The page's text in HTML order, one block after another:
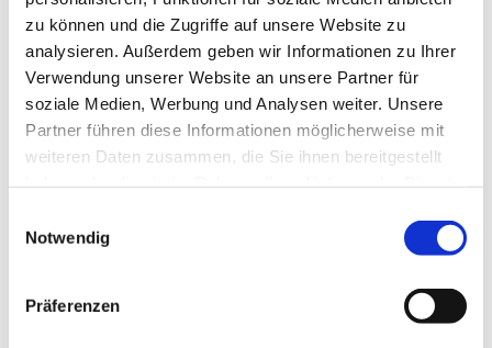
zu können und die Zugriffe auf unsere Website zu
analysieren. Außerdem geben wir Informationen zu Ihrer
Verwendung unserer Website an unsere Partner für
soziale Medien, Werbung und Analysen weiter. Unsere
Partner führen diese Informationen möglicherweise mit
weiteren Daten zusammen, die Sie ihnen bereitgestellt
Notwendig
Präferenzen